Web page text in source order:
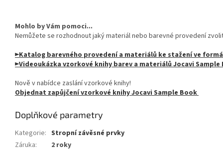
Mohlo by Vám pomoci...
Nemůžete se rozhodnout jaký materiál nebo barevné provedení
►Katalog barevného provedení a materiálů ke stažení ve
►Videoukázka vzorkové knihy barev a materiálů Jocavi
Nově v nabídce zaslání vzorkové knihy!
Objednat zapůjčení vzorkové knihy Jocavi Sample Book
Doplňkové parametry
Kategorie: Stropní závěsné prvky
Záruka: 2 roky